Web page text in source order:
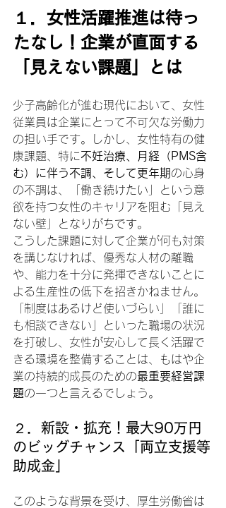
１．女性活躍推進は待っ
たなし！企業が直面する
「見えない課題」とは
少子高齢化が進む現代において、女性
従業員は企業にとって不可欠な労働力
の担い手です。しかし、女性特有の健
康課題、特に不妊治療、月経（PMS含
む）に伴う不調、そして更年期の心身
の不調は、「働き続けたい」という意
欲を持つ女性のキャリアを阻む「見え
ない壁」となりがちです。
こうした課題に対して企業が何も対策
を講じなければ、優秀な人材の離職
や、能力を十分に発揮できないことに
よる生産性の低下を招きかねません。
「制度はあるけど使いづらい」「誰に
も相談できない」といった職場の状況
を打破し、女性が安心して長く活躍で
きる環境を整備することは、もはや企
業の持続的成長のための最重要経営課
題の一つと言えるでしょう。
２．新設・拡充！最大90万円
のビッグチャンス「両立支援等
助成金」
このような背景を受け、厚生労働省は